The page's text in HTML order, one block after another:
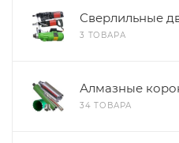
Сверлильные
3 ТОВАРА
Алмазные
34 ТОВАРА